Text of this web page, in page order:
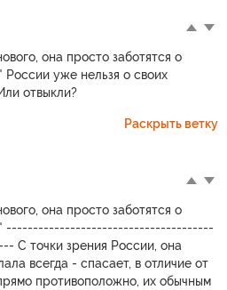
она просто заботятся о
России уже нельзя о своих
отвыкли?
Раскрыть ветку
она просто заботятся о
---------------------------------------
точки зрения России, она
всегда - спасает, в отличие от
противоположно, их обычным